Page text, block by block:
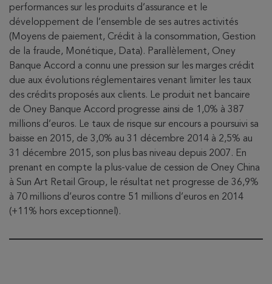
performances sur les produits d’assurance et le
développement de l’ensemble de ses autres activités
(Moyens de paiement, Crédit à la consommation, Gestion
de la fraude, Monétique, Data). Parallèlement, Oney
Banque Accord a connu une pression sur les marges crédit
due aux évolutions réglementaires venant limiter les taux
des crédits proposés aux clients. Le produit net bancaire
de Oney Banque Accord progresse ainsi de 1,0% à 387
millions d’euros. Le taux de risque sur encours a poursuivi sa
baisse en 2015, de 3,0% au 31 décembre 2014 à 2,5% au
31 décembre 2015, son plus bas niveau depuis 2007. En
prenant en compte la plus-value de cession de Oney China
à Sun Art Retail Group, le résultat net progresse de 36,9%
à 70 millions d’euros contre 51 millions d’euros en 2014
(+11% hors exceptionnel).